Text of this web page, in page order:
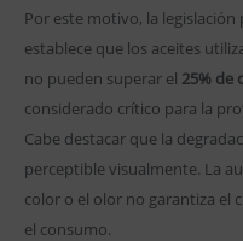
Por este motivo, la legislación
establece que los aceites
no pueden superar el 25% de
considerado crítico para la
Cabe destacar que la
perceptible visualmente. La
color o el olor no garantiza el
el consumo.